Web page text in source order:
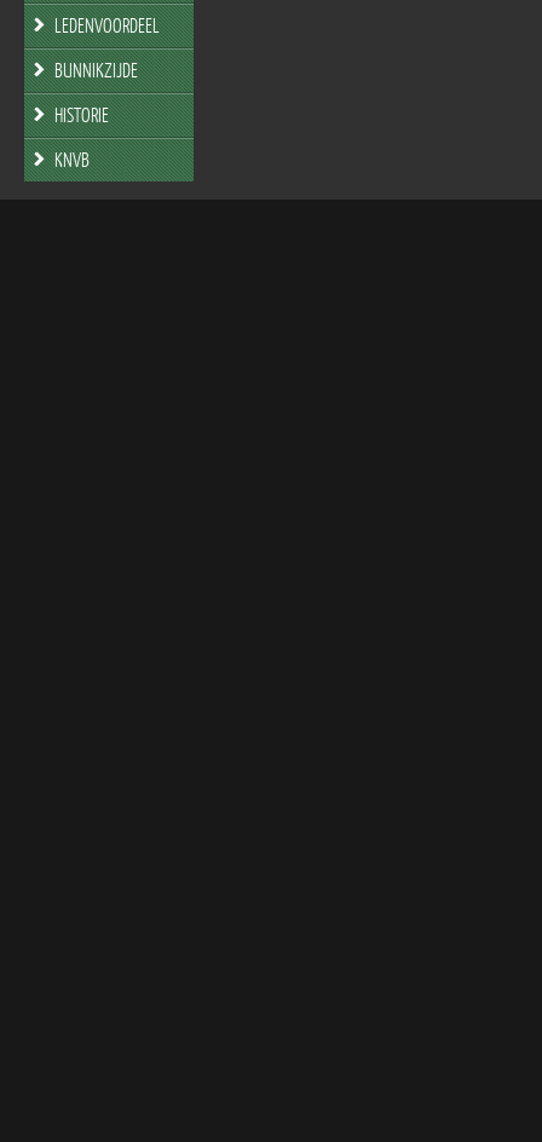
LEDENVOORDEEL
BUNNIKZIJDE
HISTORIE
KNVB